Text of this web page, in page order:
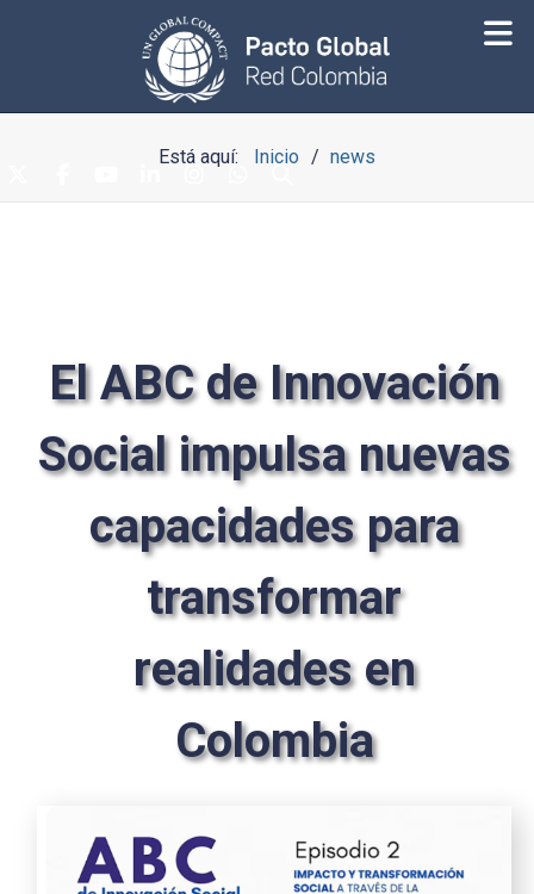
Está aquí: Inicio news
El ABC de Innovación
Social impulsa nuevas
capacidades para
transformar
realidades en
Colombia